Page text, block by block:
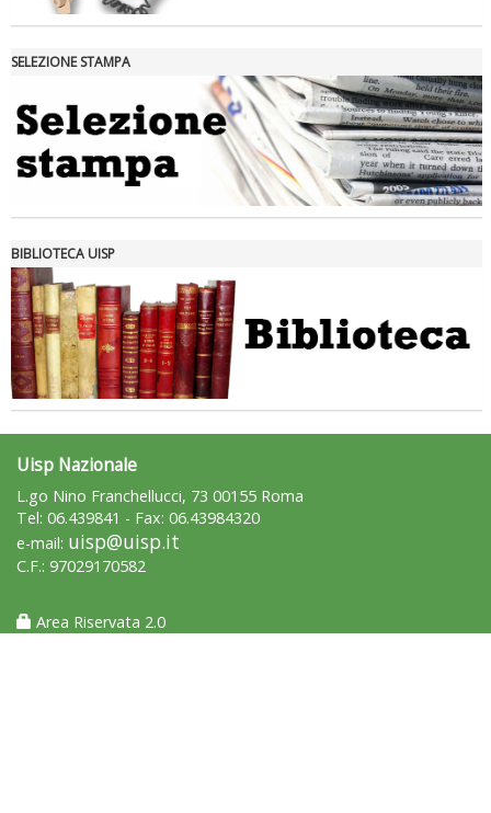
Tiziano Pesce nel Cda di Fondazione Terzjus: prima riunione a
SELEZIONE STAMPA
BIBLIOTECA UISP
Uisp Nazionale
L.go Nino Franchellucci, 73 00155 Roma
Tel: 06.439841 - Fax: 06.43984320
e-mail: uisp@uisp.it
C.F.: 97029170582
Area Riservata 2.0